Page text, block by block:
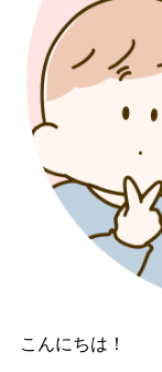
こんにちは！